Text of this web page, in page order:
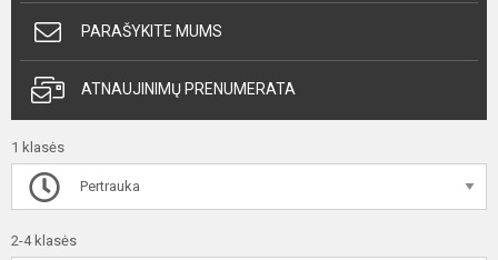
PARAŠYKITE MUMS
ATNAUJINIMŲ PRENUMERATA
1 klasės
Pertrauka
2-4 klasės